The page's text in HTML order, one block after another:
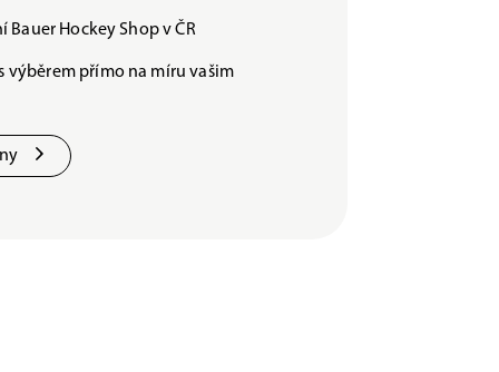
Bauer Hockey Shop v ČR
výběrem přímo na míru vašim